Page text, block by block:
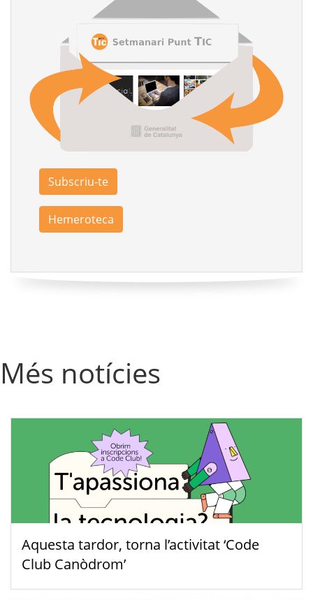
Subscriu-te
Hemeroteca
Més notícies
Aquesta tardor, torna l’activitat ‘Code
Club Canòdrom’